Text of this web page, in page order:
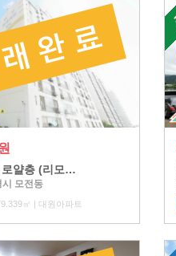
로얄층 (리모…
시 모전동
㎡ | 대원아파트